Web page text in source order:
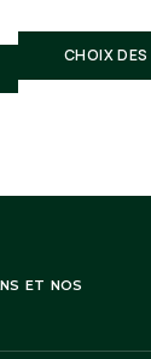
CHOIX
ET NOS